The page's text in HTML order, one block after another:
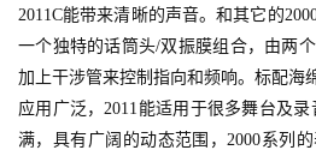
2011C能带来清晰的声音。和其它的
一个独特的话筒头/双振膜组合，由两
加上干涉管来控制指向和频响。标配海
应用广泛，2011能适用于很多舞台及
满，具有广阔的动态范围，2000系列